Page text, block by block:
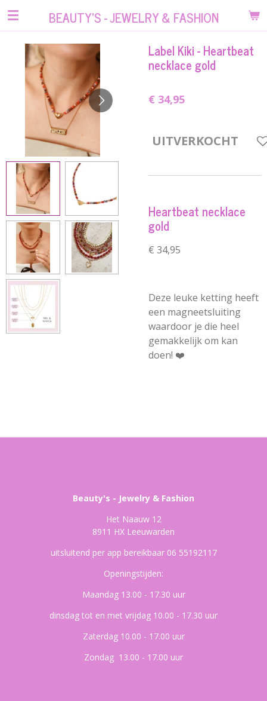
Ga
hoofdinhoud
BEAUTY'S - JEWELRY & FASHION
Label Kiki - Heartbeat
necklace gold
€ 34,95
UITVERKOCHT
Heartbeat necklace
gold
€ 34,95
Deze leuke ketting heeft
een magneetsluiting
waardoor je die heel
gemakkelijk om kan
doen! ❤️
Beauty's - Jewelry & Fashion
Het Naauw 12
8911 HX Leeuwarden
uitsluitend per app bereikbaar 06 55192117
Openingstijden:
Maandag 13.00 - 17.30 uur
dinsdag tot en met vrijdag 10.00 - 17.30 uur
Zaterdag 10.00 - 17.00 uur
Zondag 13.00 - 17.00 uur